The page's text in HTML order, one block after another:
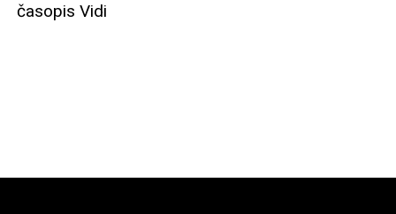
časopis Vidi